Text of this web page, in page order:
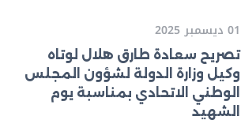
01 ديسمبر 2025
تصريح سعادة طارق هلال لوتاه
وكيل وزارة الدولة لشؤون المجلس
الوطني الاتحادي بمناسبة يوم
الشهيد